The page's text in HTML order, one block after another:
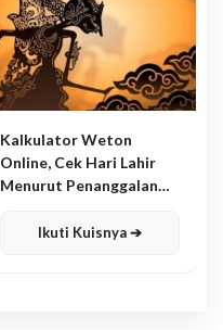
Kalkulator Weton
Online, Cek Hari Lahir
Menurut Penanggalan
Ikuti Kuisnya ➔